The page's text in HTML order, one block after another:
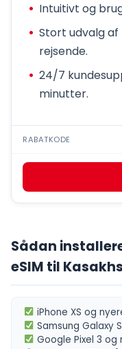
Intuitivt og
Stort udvalg
rejsende.
24/7
minutter.
RABATKODE
Sådan
eSIM til
iPhone XS og
Samsung Galaxy
Google Pixel 3 og